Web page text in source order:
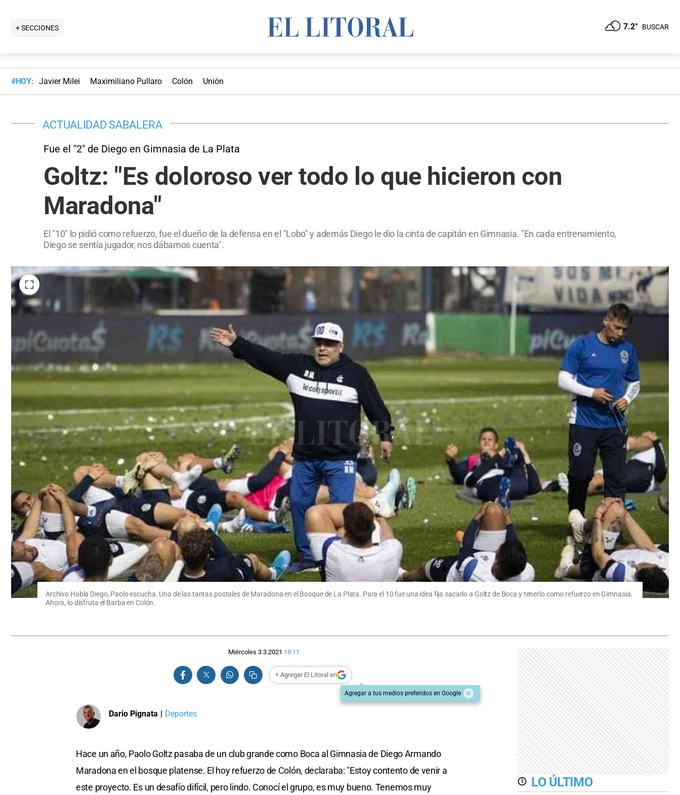
+ SECCIONES 7.2° BUSCAR
#HOY: Javier Milei Maximiliano Pullaro Colón Unión
ACTUALIDAD SABALERA
Fue el "2" de Diego en Gimnasia de La Plata
Goltz: "Es doloroso ver todo lo que hicieron con
Maradona"
El "10" lo pidió como refuerzo, fue el dueño de la defensa en el "Lobo" y además Diego le dio la cinta de capitán en Gimnasia. "En cada entrenamiento,
Diego se sentía jugador, nos dábamos cuenta".
Archivo Habla Diego, Paolo escucha. Una de las tantas postales de Maradona en el Bosque de La Plata. Para el 10 fue una idea fija sacarlo a Goltz de Boca y tenerlo como refuerzo en Gimnasia.
Ahora, lo disfruta el Barba en Colón.
Miércoles 3.3.2021 18:11
+ Agregar El Litoral en
Agregar a tus medios preferidos en Google
Dario Pignata | Deportes
Hace un año, Paolo Goltz pasaba de un club grande como Boca al Gimnasia de Diego Armando
Maradona en el bosque platense. El hoy refuerzo de Colón, declaraba: "Estoy contento de venir a
este proyecto. Es un desafío difícil, pero lindo. Conocí el grupo, es muy bueno. Tenemos muy
LO ÚLTIMO